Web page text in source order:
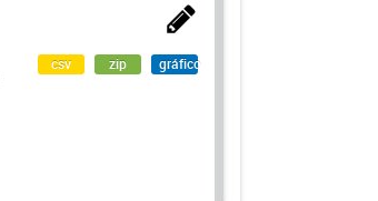
csv zip gráfico